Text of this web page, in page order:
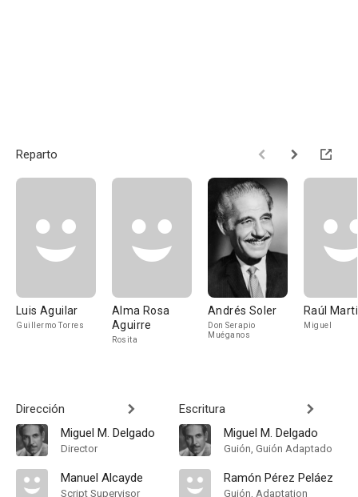
Reparto
Luis Aguilar
Guillermo Torres
Alma Rosa
Aguirre
Rosita
Andrés Soler
Don Serapio
Muéganos
Raúl
Miguel
Dirección
Miguel M. Delgado
Director
Manuel Alcayde
Script Supervisor
Escritura
Miguel M. Delgado
Guión, Guión Adaptado
Ramón Pérez Peláez
Guión, Adaptation